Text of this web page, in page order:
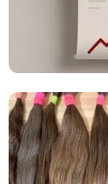
بیشترین کاهش قیمت را در
پیشنهاد دارد؟
بهترین‌های ایران در جام جهانی ۲۰۲۶ همچنان بدون تیم و
میان کشورهای